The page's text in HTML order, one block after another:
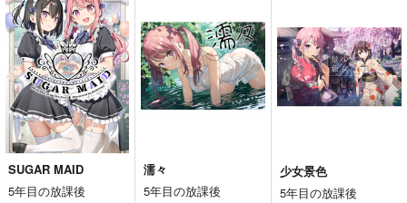
5年目の放課後
891円（税込）
オリジナル
くるみ
しずく
サンプル
カート
1,100円（税込）
よろず
ドロシー
有馬かな
サンプル
5年目の放課後
891円（税込）
オリジナル しずく
サンプル
SUGAR MAID
5年目の放課後
濡々
5年目の放課後
少女景色
5年目の放課後